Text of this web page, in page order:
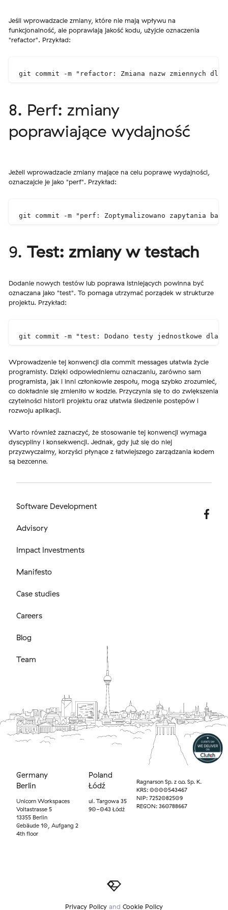
Jeśli wprowadzacie zmiany, które nie mają wpływu na
funkcjonalność, ale poprawiają jakość kodu, użyjcie oznaczenia
"refactor". Przykład:
git commit -m "refactor: Zmiana nazw zmiennych
8. Perf: zmiany
poprawiające wydajność
Jeżeli wprowadzacie zmiany mające na celu poprawę wydajności,
oznaczajcie je jako "perf". Przykład:
git commit -m "perf: Zoptymalizowano zapytania
9. Test: zmiany w testach
Dodanie nowych testów lub poprawa istniejących powinna być
oznaczana jako "test". To pomaga utrzymać porządek w strukturze
projektu. Przykład:
git commit -m "test: Dodano testy jednostkowe dla
Wprowadzenie tej konwencji dla commit messages ułatwia życie
programisty. Dzięki odpowiedniemu oznaczaniu, zarówno sam
programista, jak i inni członkowie zespołu, mogą szybko zrozumieć,
co dokładnie się zmieniło w kodzie. Przyczynia się to do zwiększenia
czytelności historii projektu oraz ułatwia śledzenie postępów i
rozwoju aplikacji.
Warto również zaznaczyć, że stosowanie tej konwencji wymaga
dyscypliny i konsekwencji. Jednak, gdy już się do niej
przyzwyczaimy, korzyści płynące z łatwiejszego zarządzania kodem
są bezcenne.
Software Development
Advisory
Impact Investments
Manifesto
Case studies
Careers
Blog
Team
Germany
Berlin
Unicorn Workspaces
Voltastrasse 5
13355 Berlin
Gebäude 10, Aufgang 2
4th floor
Poland
Łódź
ul. Targowa 35
90-043 Łódź
Ragnarson Sp. z o.o. Sp. K.
KRS: 0000543467
NIP: 7252082509
REGON: 360788667
Privacy Policy and Cookie Policy